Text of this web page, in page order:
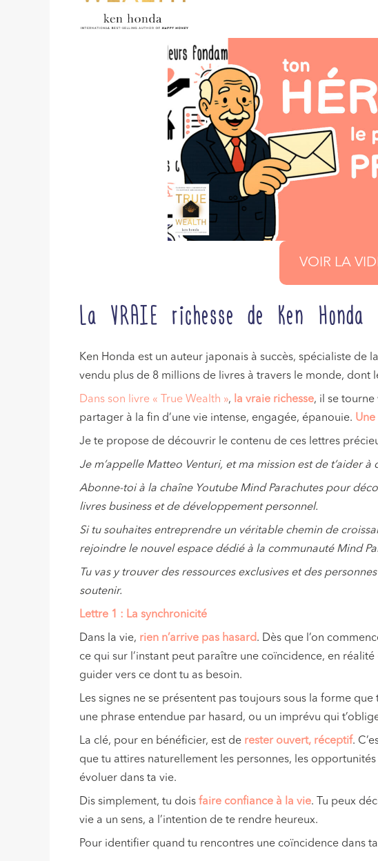
VOIR LA
La VRAIE richesse de Ken Honda
Ken Honda est un auteur japonais à succès, spécialiste de
vendu plus de 8 millions de livres à travers le monde, dont
Dans son livre « True Wealth », la vraie richesse, il se
partager à la fin d’une vie intense, engagée, épanouie.
Je te propose de découvrir le contenu de ces lettres
Je m’appelle Matteo Venturi, et ma mission est de t’aider
Abonne-toi à la chaîne Youtube Mind Parachutes pour
livres business et de développement personnel.
Si tu souhaites entreprendre un véritable chemin de
rejoindre le nouvel espace dédié à la communauté Mind
Tu vas y trouver des ressources exclusives et des
soutenir.
Lettre 1 : La synchronicité
Dans la vie, rien n’arrive pas hasard. Dès que l’on
ce qui sur l’instant peut paraître une coïncidence, en réalité
guider vers ce dont tu as besoin.
Les signes ne se présentent pas toujours sous la forme
une phrase entendue par hasard, ou un imprévu qui
La clé, pour en bénéficier, est de rester ouvert, réceptif.
que tu attires naturellement les personnes, les
évoluer dans ta vie.
Dis simplement, tu doisfaire confiance à la vie. Tu peux
vie a un sens, a l’intention de te rendre heureux.
Pour identifier quand tu rencontres une coïncidence dans